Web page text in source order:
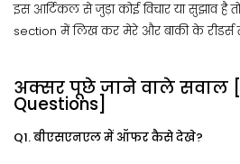
इस आर्टिकल से जुड़ा कोई विचार या सुझाव है
section में लिख कर मेरे और बाकी के रीडर्स
अक्सर पूछे जाने वाले सवाल
Questions]
Q1. बीएसएनएल में ऑफर कैसे देखे?